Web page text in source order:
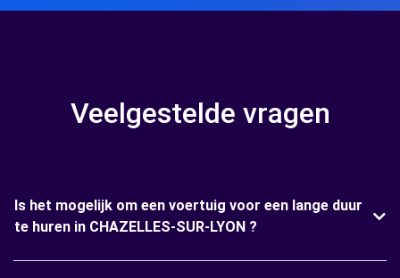
Veelgestelde vragen
Is het mogelijk om een voertuig voor een lange duur
te huren in CHAZELLES-SUR-LYON ?